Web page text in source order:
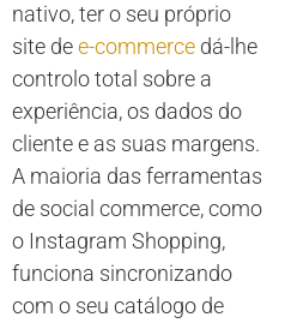
nativo, ter o seu próprio
site dee-commerce dá-lhe
controlo total sobre a
experiência, os dados do
cliente e as suas margens.
A maioria das ferramentas
de social commerce, como
o Instagram Shopping,
funciona sincronizando
com o seu catálogo de